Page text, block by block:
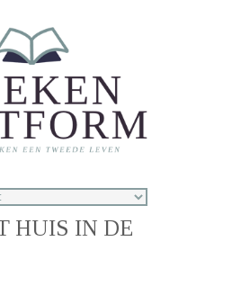
HUIS IN DE